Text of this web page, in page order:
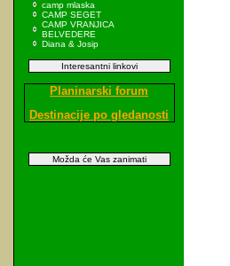
camp mlaska
CAMP SEGET
CAMP VRANJICA
BELVEDERE
Diana & Josip
Interesantni linkovi
Planinarski forum
Destinacije po gledanosti
Možda će Vas zanimati